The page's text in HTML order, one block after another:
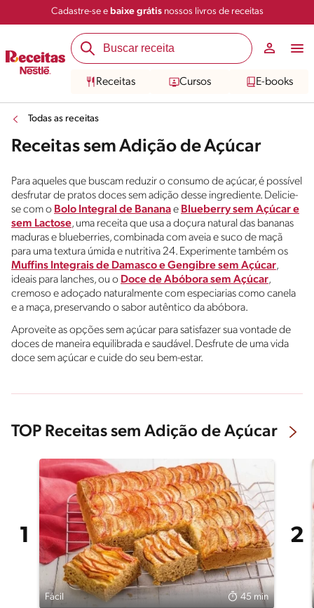
Cadastre-se e baixe grátisnossos livros de receitas
Receitas Cursos E-books
Todas as receitas
Receitas sem Adição de Açúcar
Para aqueles que buscam reduzir o consumo de açúcar, é possível
desfrutar de pratos doces sem adição desse ingrediente. Delicie-
se com o Bolo Integral de Bananae Blueberry sem Açúcar e
sem Lactose, uma receita que usa a doçura natural das bananas
maduras e blueberries, combinada com aveia e suco de maçã
para uma textura úmida e nutritiva 24. Experimente também os
Muffins Integrais de Damasco e Gengibre sem Açúcar,
ideais para lanches, ou o Doce de Abóbora sem Açúcar,
cremoso e adoçado naturalmente com especiarias como canela
e a maça, preservando o sabor autêntico da abóbora.
Aproveite as opções sem açúcar para satisfazer sua vontade de
doces de maneira equilibrada e saudável. Desfrute de uma vida
doce sem açúcar e cuide do seu bem-estar.
TOP Receitas sem Adição de Açúcar
Fácil 45 min